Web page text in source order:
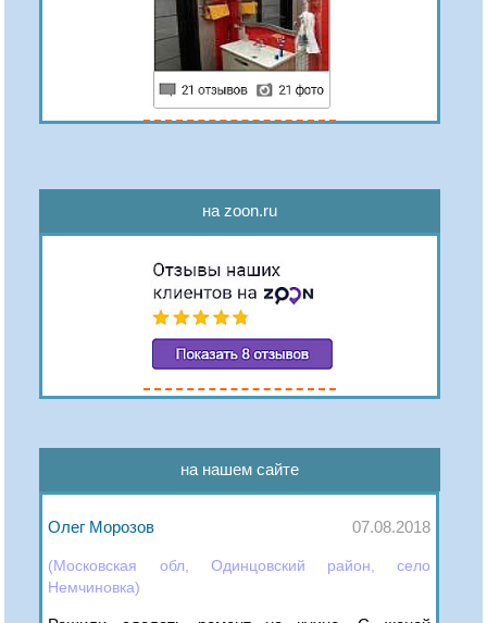
на zoon.ru
на нашем сайте
Олег Морозов 07.08.2018
(Московская обл, Одинцовский район, село
Немчиновка)